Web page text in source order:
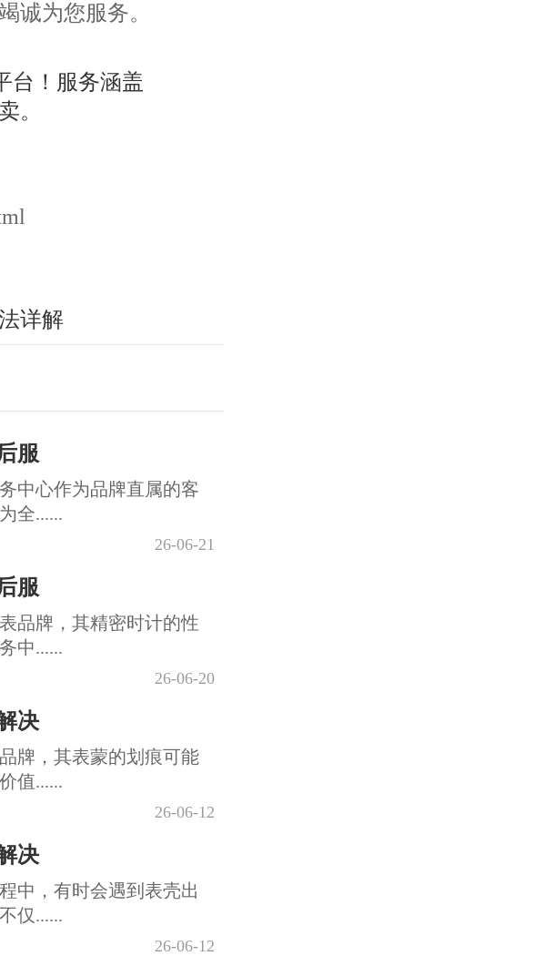
诚为您服务。
详解
服
中心作为品牌直属的客
全......
26-06-21
服
品牌，其精密时计的性
中......
26-06-20
决
牌，其表蒙的划痕可能
值......
26-06-12
决
中，有时会遇到表壳出
仅......
26-06-12